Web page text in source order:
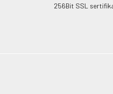
256Bit SSL